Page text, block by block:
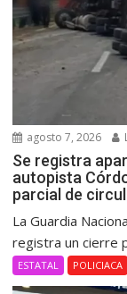
agosto 7, 2026
Se registra
autopista
parcial de
La Guardia
registra un cierre
ESTATAL POLICIACA